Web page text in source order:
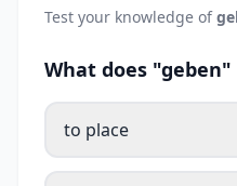
Test your knowledge of
What does
to place